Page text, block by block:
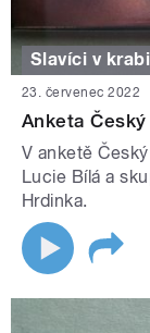
Slavíci v
23. červenec 2022
Anketa
V anketě
Lucie Bílá a
Hrdinka.